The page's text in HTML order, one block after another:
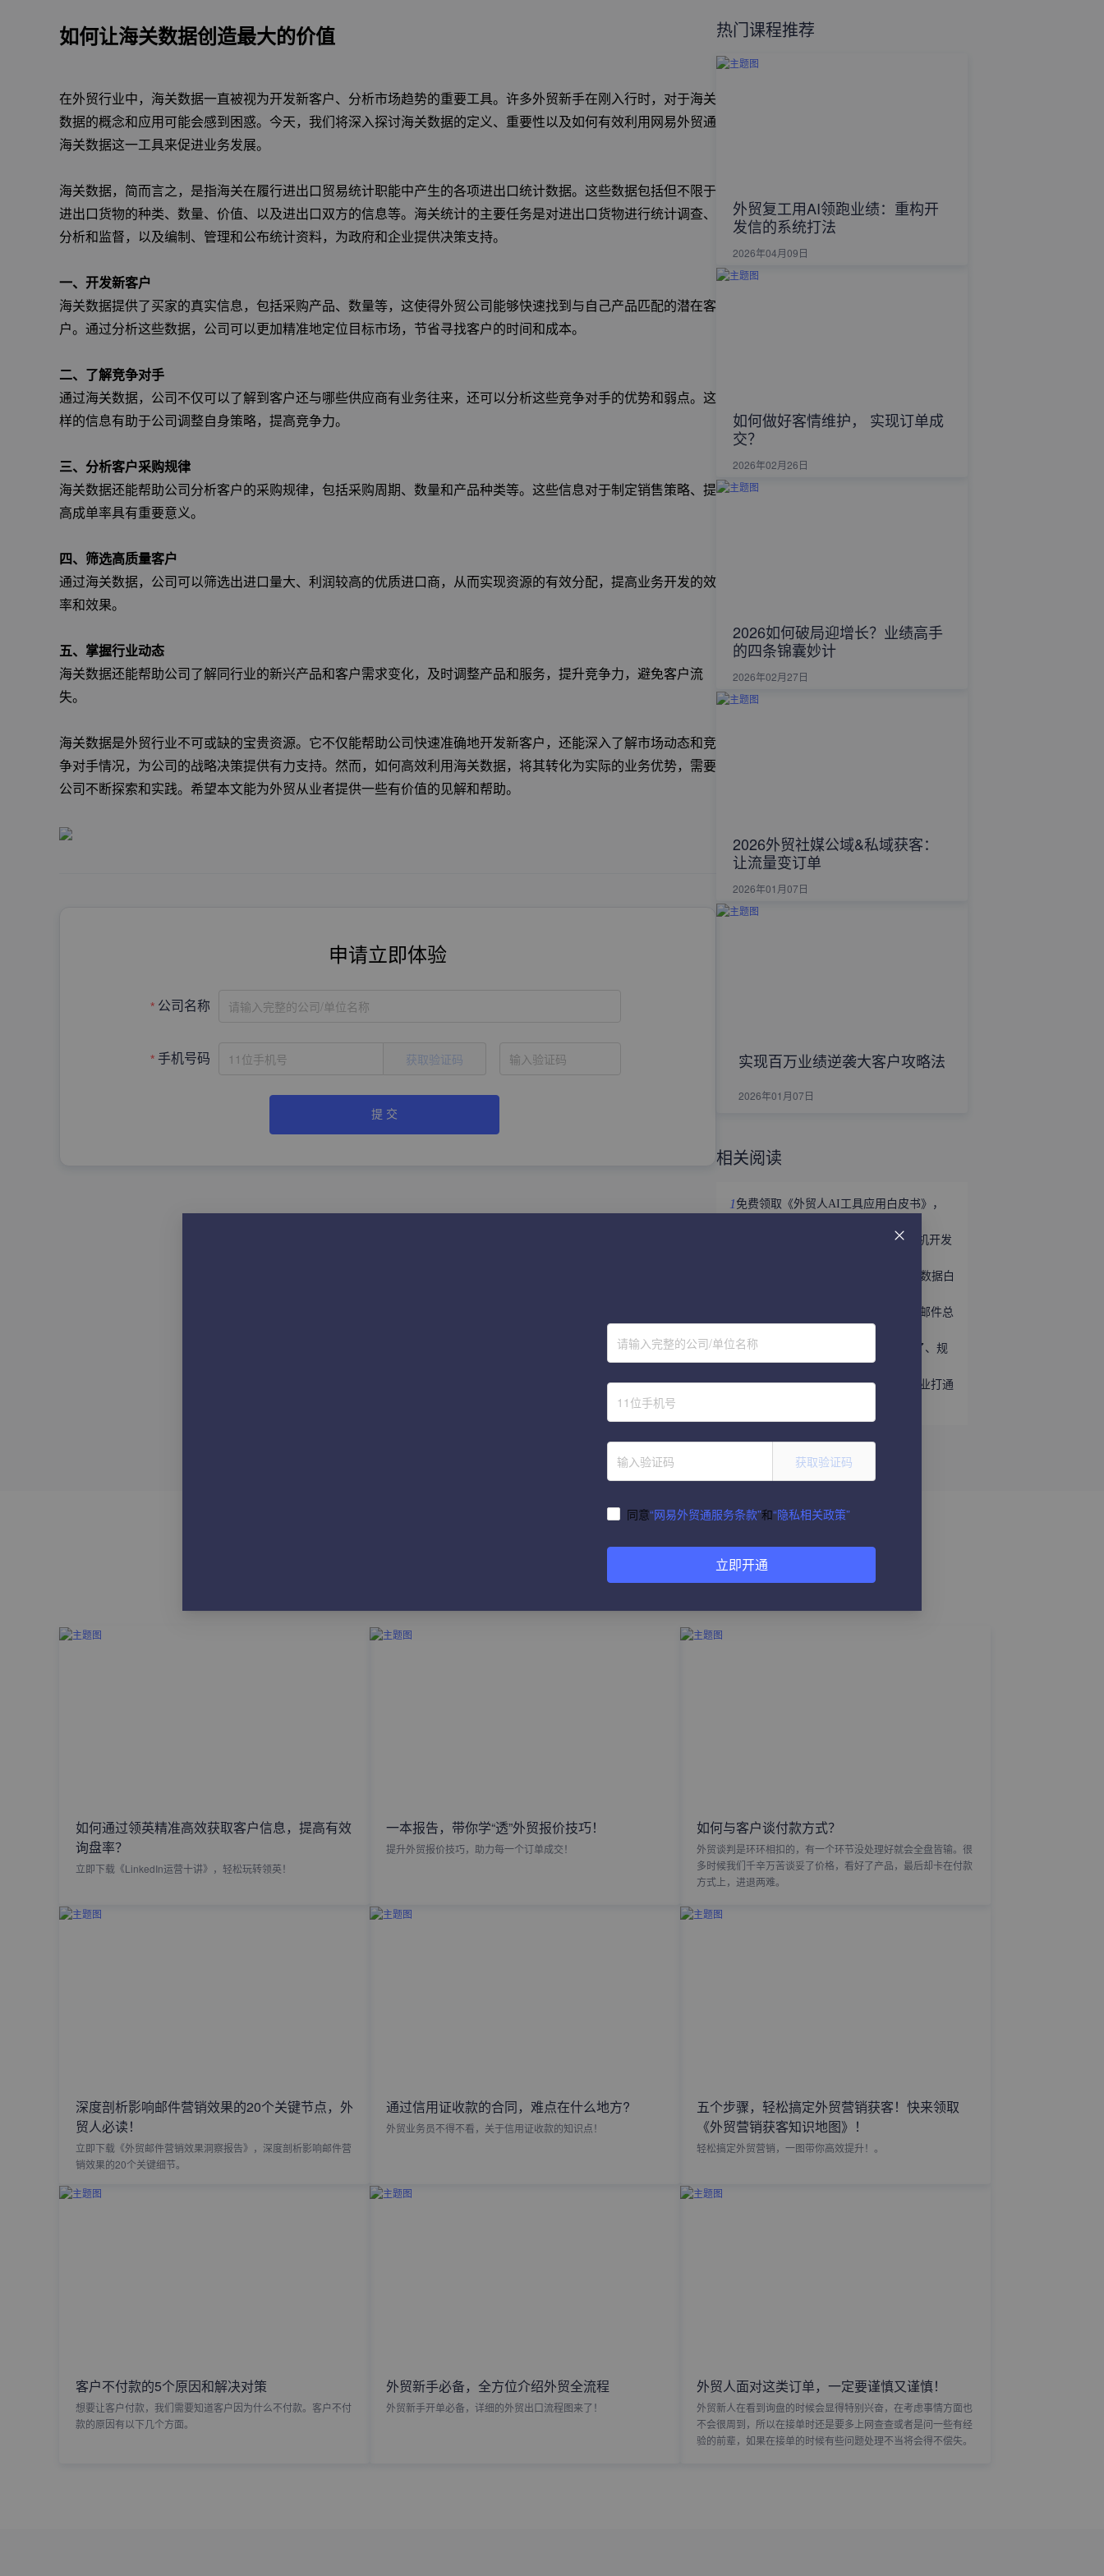
如何让海关数据创造最大的价值
在外贸行业中，海关数据一直被视为开发新客户、分析市场趋势的重要工具。许多外贸新手在刚入行时，对于海关
数据的概念和应用可能会感到困惑。今天，我们将深入探讨海关数据的定义、重要性以及如何有效利用网易外贸通
海关数据这一工具来促进业务发展。
海关数据，简而言之，是指海关在履行进出口贸易统计职能中产生的各项进出口统计数据。这些数据包括但不限于
进出口货物的种类、数量、价值、以及进出口双方的信息等。海关统计的主要任务是对进出口货物进行统计调查、
分析和监督，以及编制、管理和公布统计资料，为政府和企业提供决策支持。
一、开发新客户
海关数据提供了买家的真实信息，包括采购产品、数量等，这使得外贸公司能够快速找到与自己产品匹配的潜在客
户。通过分析这些数据，公司可以更加精准地定位目标市场，节省寻找客户的时间和成本。
二、了解竞争对手
通过海关数据，公司不仅可以了解到客户还与哪些供应商有业务往来，还可以分析这些竞争对手的优势和弱点。这
样的信息有助于公司调整自身策略，提高竞争力。
三、分析客户采购规律
海关数据还能帮助公司分析客户的采购规律，包括采购周期、数量和产品种类等。这些信息对于制定销售策略、提
高成单率具有重要意义。
四、筛选高质量客户
通过海关数据，公司可以筛选出进口量大、利润较高的优质进口商，从而实现资源的有效分配，提高业务开发的效
率和效果。
五、掌握行业动态
海关数据还能帮助公司了解同行业的新兴产品和客户需求变化，及时调整产品和服务，提升竞争力，避免客户流
失。
海关数据是外贸行业不可或缺的宝贵资源。它不仅能帮助公司快速准确地开发新客户，还能深入了解市场动态和竞
争对手情况，为公司的战略决策提供有力支持。然而，如何高效利用海关数据，将其转化为实际的业务优势，需要
公司不断探索和实践。希望本文能为外贸从业者提供一些有价值的见解和帮助。
申请立即体验
公司名称 请输入完整的公司/单位名称
手机号码 获取验证码
提 交
热门课程推荐
外贸复工用AI领跑业绩：重构开
发信的系统打法
2026年04月09日
如何做好客情维护， 实现订单成
交？
2026年02月26日
2026如何破局迎增长？业绩高手
的四条锦囊妙计
2026年02月27日
2026外贸社媒公域&私域获客：
让流量变订单
2026年01月07日
实现百万业绩逆袭大客户攻略法
2026年01月07日
相关阅读
1 免费领取《外贸人AI工具应用白皮书》，
立即领取 | 手握这份《世界产业带商机开发
外贸获客难？免费领取《2026年海关数据白
展会跟进的黄金72小时：为什么你的邮件总
5第139届广交会：展区变了、工具变了、规
则变了，你还用老办法参展？
6网易外贸通「展会运营」助力外贸企业打通
如何通过领英精准高效获取客户信息，提高有效
询盘率？
立即下载《LinkedIn运营十讲》，轻松玩转领英！
一本报告，带你学“透”外贸报价技巧！
提升外贸报价技巧，助力每一个订单成交！
如何与客户谈付款方式？
外贸谈判是环环相扣的，有一个环节没处理好就会全盘皆输。很
多时候我们千辛万苦谈妥了价格，看好了产品，最后却卡在付款
方式上，进退两难。
深度剖析影响邮件营销效果的20个关键节点，外
贸人必读！
立即下载《外贸邮件营销效果洞察报告》，深度剖析影响邮件营
销效果的20个关键细节。
通过信用证收款的合同，难点在什么地方?
外贸业务员不得不看，关于信用证收款的知识点！
五个步骤，轻松搞定外贸营销获客！快来领取
《外贸营销获客知识地图》！
轻松搞定外贸营销，一图带你高效提升！。
客户不付款的5个原因和解决对策
想要让客户付款，我们需要知道客户因为什么不付款。客户不付
款的原因有以下几个方面。
外贸新手必备，全方位介绍外贸全流程
外贸新手开单必备，详细的外贸出口流程图来了！
外贸人面对这类订单，一定要谨慎又谨慎！
外贸新人在看到询盘的时候会显得特别兴奋，在考虑事情方面也
不会很周到，所以在接单时还是要多上网查查或者是问一些有经
验的前辈，如果在接单的时候有些问题处理不当将会得不偿失。
请输入完整的公司/单位名称
获取验证码
同意“网易外贸通服务条款”和“隐私相关政策”
立即开通